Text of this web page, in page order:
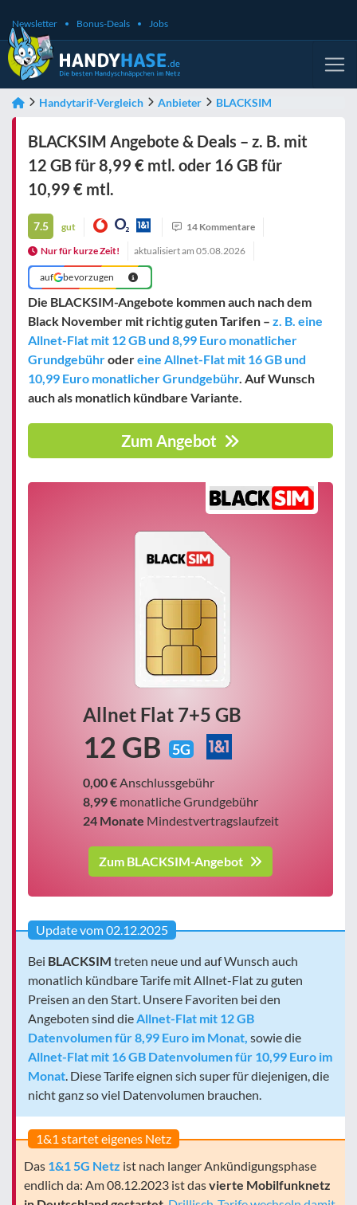
Newsletter Bonus-Deals Jobs
Handytarif-Vergleich Anbieter BLACKSIM
BLACKSIM Angebote & Deals – z. B. mit
12 GB für 8,99 € mtl. oder 16 GB für
10,99 € mtl.
7.5 gut
14 Kommentare
Nur für kurze Zeit!
aktualisiert am 05.08.2026
auf bevorzugen
Die BLACKSIM-Angebote kommen auch nach dem
Black November mit richtig guten Tarifen – z. B. eine
Allnet-Flat mit 12 GB und 8,99 Euro monatlicher
Grundgebührodereine Allnet-Flat mit 16 GB und
10,99 Euro monatlicher Grundgebühr. Auf Wunsch
auch als monatlich kündbare Variante.
Zum Angebot
Allnet Flat 7+5 GB
12 GB 5G
0,00 €Anschlussgebühr
8,99 € monatliche Grundgebühr
24 Monate Mindestvertragslaufzeit
Zum BLACKSIM-Angebot
Update vom 02.12.2025
Bei BLACKSIM treten neue und auf Wunsch auch
monatlich kündbare Tarife mit Allnet-Flat zu guten
Preisen an den Start. Unsere Favoriten bei den
Angeboten sind dieAllnet-Flat mit 12 GB
Datenvolumen für 8,99 Euro im Monat, sowie die
Allnet-Flat mit 16 GB Datenvolumen für 10,99 Euro im
Monat. Diese Tarife eignen sich super für diejenigen, die
nicht ganz so viel Datenvolumen brauchen.
1&1 startet eigenes Netz
Das 1&1 5G Netz ist nach langer Ankündigungsphase
endlich da: Am 08.12.2023 ist dasvierte Mobilfunknetz